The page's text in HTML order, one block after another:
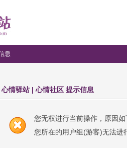
息
心情驿站 | 心情社区 提示信息
您无权进行当前操作，原因如
您所在的用户组(游客)无法进